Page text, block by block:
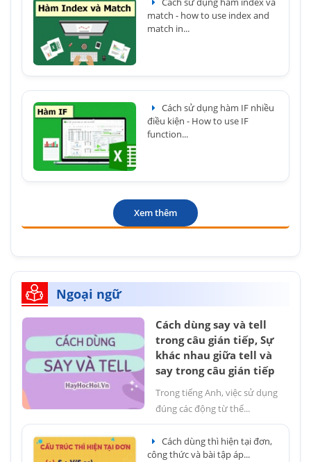
match - how to use index and
match in...
Cách sử dụng hàm IF nhiều
điều kiện - How to use IF
function...
Xem thêm
Ngoại ngữ
Cách dùng say và tell
trong câu gián tiếp, Sự
khác nhau giữa tell và
say trong câu gián tiếp
Trong tiếng Anh, việc sử dụng
đúng các động từ thể...
Cách dùng thì hiện tại đơn,
công thức và bài tập áp...